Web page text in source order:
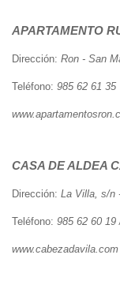
de
ayuda
a
la
APARTAMENTO
Dirección: Ron - San
Teléfono: 985 62 61 35
CASA DE ALDEA
Dirección: La Villa, s/n
Teléfono: 985 62 60 19
www.cabezadavila.com